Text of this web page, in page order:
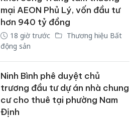
mại AEON Phủ Lý, vốn đầu tư
hơn 940 tỷ đồng
18 giờ trước
Thương hiệu Bất
động sản
Ninh Bình phê duyệt chủ
trương đầu tư dự án nhà chung
cư cho thuê tại phường Nam
Định